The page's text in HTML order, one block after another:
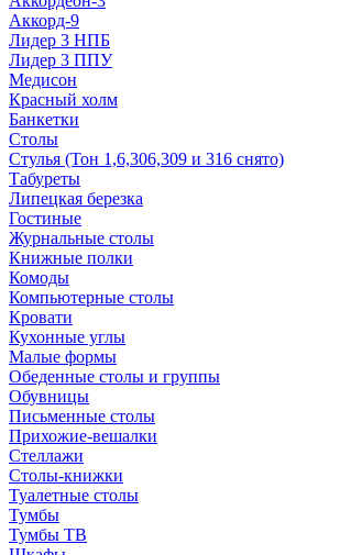
Аккорд-9
Лидер 3 НПБ
Лидер 3 ППУ
Медисон
Красный холм
Банкетки
Столы
Стулья (Тон 1,6,306,309 и 316 снято)
Табуреты
Липецкая березка
Гостиные
Журнальные столы
Книжные полки
Комоды
Компьютерные столы
Кровати
Кухонные углы
Малые формы
Обеденные столы и группы
Обувницы
Письменные столы
Прихожие-вешалки
Стеллажи
Столы-книжки
Туалетные столы
Тумбы
Тумбы ТВ